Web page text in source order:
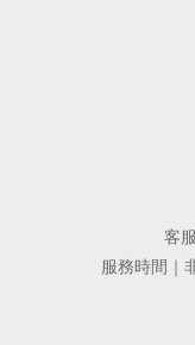
客
服務時間｜